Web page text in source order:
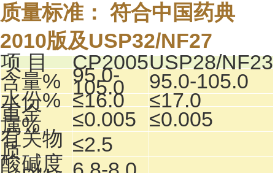
质量标准： 符合中国药典
2010版及USP32/NF27
项 目
CP2005USP28/NF23
含量% 95.0-
105.0
95.0-105.0
水份% ≤16.0 ≤17.0
重金
属% ≤0.005
≤0.005
有关物
质
≤2.5
酸碱度